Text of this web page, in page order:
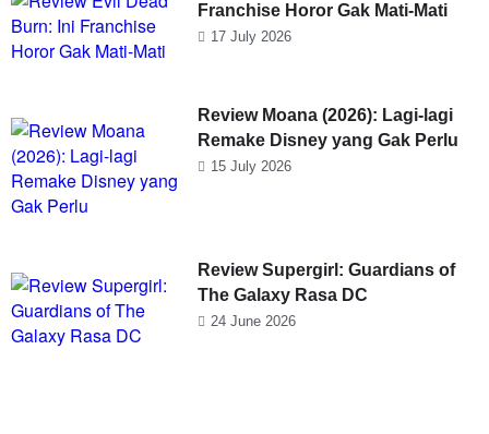
Franchise Horor Gak Mati-Mati
17 July 2026
Review Moana (2026): Lagi-lagi
Remake Disney yang Gak Perlu
15 July 2026
Review Supergirl: Guardians of
The Galaxy Rasa DC
24 June 2026